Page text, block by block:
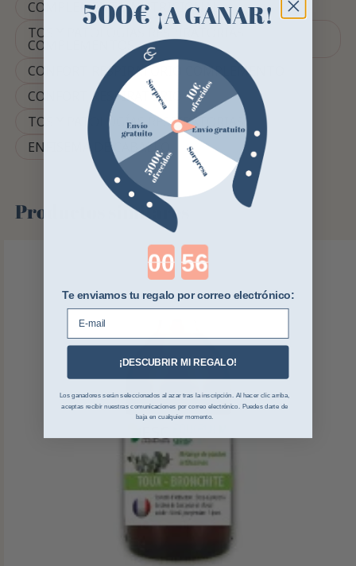
COMPLEMENTO NUTRICIONAL
TOS Y PATOLOGÍAS RESPIRATORIAS
COMPLEMENTOS
CONFORT RESPIRATORIO COMPLEMENTO
CONFORT RESPIRATORIO
TOS Y PATOLOGÍAS RESPIRATORIAS
ENFISEMA DE CABALLO
Productos similares
500€ ¡A GANAR!
Countdown ends in:
Te enviamos tu regalo por correo electrónico:
E-mail
¡DESCUBRIR MI REGALO!
Los ganadores serán seleccionados al azar tras la inscripción. Al hacer clic arriba,
aceptas recibir nuestras comunicaciones por correo electrónico. Puedes darte de
baja en cualquier momento.